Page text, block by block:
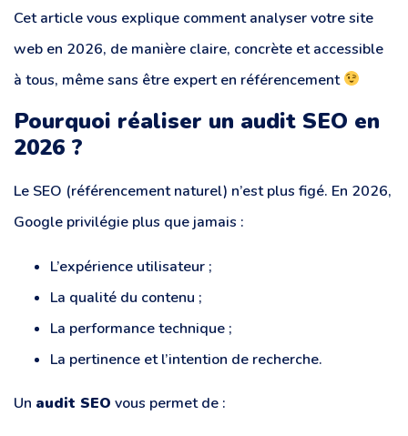
Cet article vous explique comment analyser votre site
web en 2026, de manière claire, concrète et accessible
à tous, même sans être expert en référencement
Pourquoi réaliser un audit SEO en
2026 ?
Le SEO (référencement naturel) n’est plus figé. En 2026,
Google privilégie plus que jamais :
L’expérience utilisateur ;
La qualité du contenu ;
La performance technique ;
La pertinence et l’intention de recherche.
Un audit SEO vous permet de :